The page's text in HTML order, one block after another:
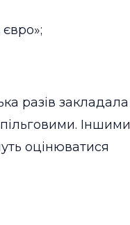
разів закладала
пільговими. Іншими
оцінюватися